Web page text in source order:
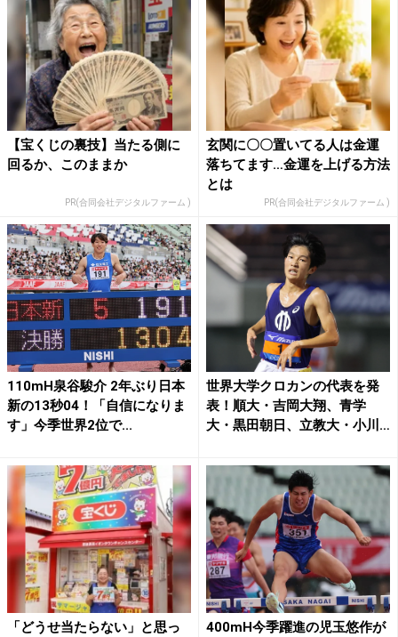
【宝くじの裏技】当たる側に
回るか、このままか
PR(合同会社デジタルファーム )
玄関に〇〇置いてる人は金運
落ちてます…金運を上げる方法
とは
PR(合同会社デジタルファーム )
110mH泉谷駿介 2年ぶり日本
新の13秒04！「自信になりま
す」今季世界2位で...
世界大学クロカンの代表を発
表！順大・吉岡大翔、青学
大・黒田朝日、立教大・小川
「どうせ当たらない」と思っ
400mH今季躍進の児玉悠作が